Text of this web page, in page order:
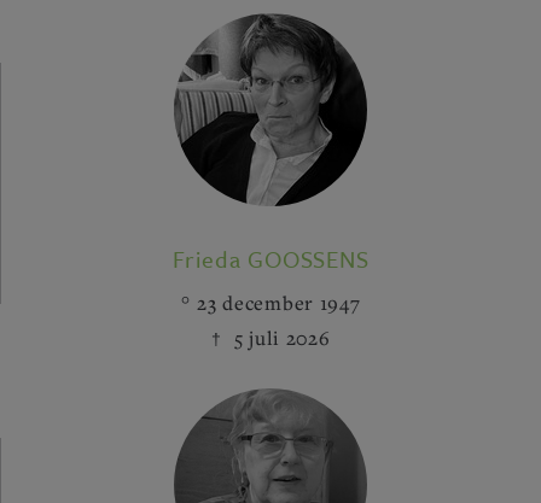
Frieda GOOSSENS
23 december 1947
5 juli 2026